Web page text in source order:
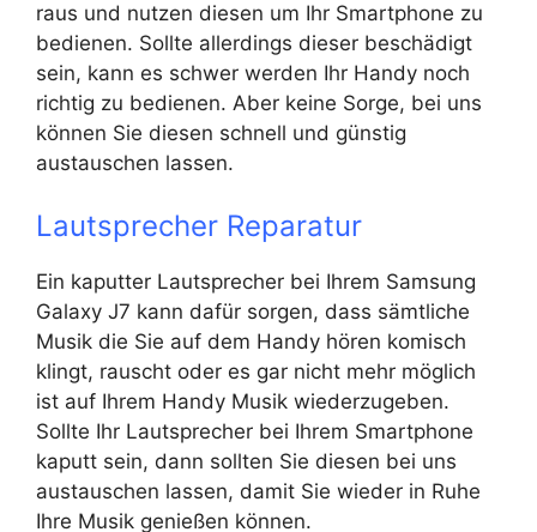
raus und nutzen diesen um Ihr Smartphone zu
bedienen. Sollte allerdings dieser beschädigt
sein, kann es schwer werden Ihr Handy noch
richtig zu bedienen. Aber keine Sorge, bei uns
können Sie diesen schnell und günstig
austauschen lassen.
Lautsprecher Reparatur
Ein kaputter Lautsprecher bei Ihrem Samsung
Galaxy J7 kann dafür sorgen, dass sämtliche
Musik die Sie auf dem Handy hören komisch
klingt, rauscht oder es gar nicht mehr möglich
ist auf Ihrem Handy Musik wiederzugeben.
Sollte Ihr Lautsprecher bei Ihrem Smartphone
kaputt sein, dann sollten Sie diesen bei uns
austauschen lassen, damit Sie wieder in Ruhe
Ihre Musik genießen können.